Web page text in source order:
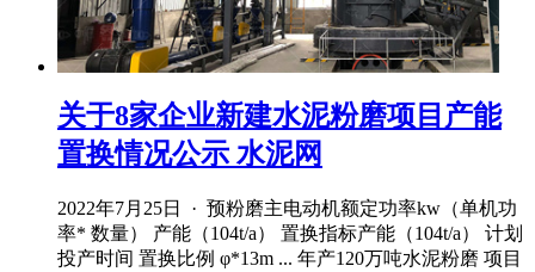
关于8家企业新建水泥粉磨项目产能
置换情况公示 水泥网
2022年7月25日 · 预粉磨主电动机额定功率kw（单机功
率* 数量） 产能（104t/a） 置换指标产能（104t/a） 计划
投产时间 置换比例 φ*13m ... 年产120万吨水泥粉磨 项目